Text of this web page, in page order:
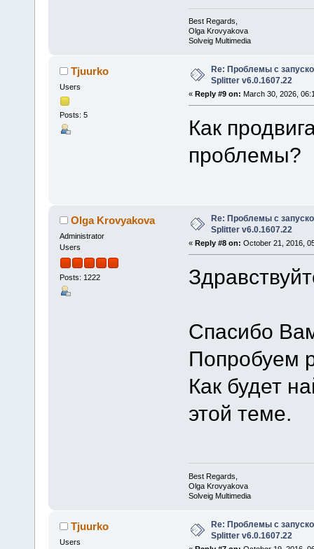
Best Regards,
Olga Krovyakova
Solveig Multimedia
Tjuurko
Users
Posts: 5
Re: Проблемы с
Splitter v6.0.1607.22
« Reply #9 on: March 30, 2026,
Как
проблемы?
Olga Krovyakova
Administrator
Users
Posts: 1222
Re: Проблемы с
Splitter v6.0.1607.22
« Reply #8 on: October 21, 2016,
Спасибо
Попробуем
Как будет
этой теме.
Best Regards,
Olga Krovyakova
Solveig Multimedia
Tjuurko
Users
Re: Проблемы с
Splitter v6.0.1607.22